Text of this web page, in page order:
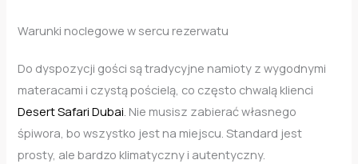
Warunki noclegowe w sercu rezerwatu
Do dyspozycji gości są tradycyjne namioty z wygodnymi
materacami i czystą pościelą, co często chwalą klienci
Desert Safari Dubai. Nie musisz zabierać własnego
śpiwora, bo wszystko jest na miejscu. Standard jest
prosty, ale bardzo klimatyczny i autentyczny.